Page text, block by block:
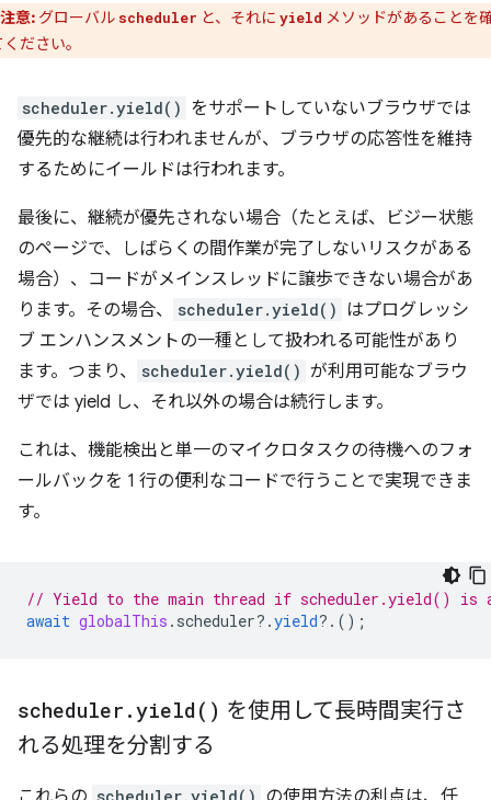
注意: グローバル scheduler と、それに yield メソッドがあることを
ださい。
scheduler.yield() をサポートしていないブラウザでは
優先的な継続は行われませんが、ブラウザの応答性を維持
するためにイールドは行われます。
最後に、継続が優先されない場合（たとえば、ビジー状態
のページで、しばらくの間作業が完了しないリスクがある
場合）、コードがメインスレッドに譲歩できない場合があ
ります。その場合、
scheduler.yield() はプログレッシ
ブ エンハンスメントの一種として扱われる可能性があり
ます。つまり、
scheduler.yield() が利用可能なブラウ
ザでは yield し、それ以外の場合は続行します。
これは、機能検出と単一のマイクロタスクの待機へのフォ
ールバックを 1 行の便利なコードで行うことで実現できま
す。
// Yield to the main thread if scheduler.yield() is
await globalThis . scheduler? .yield? .();
scheduler .yield( ) を使用して長時間実行さ
れる処理を分割する